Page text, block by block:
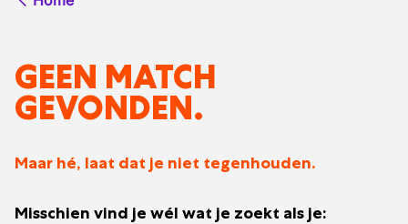
GEEN MATCH
GEVONDEN.
Maar hé, laat dat je niet tegenhouden.
Misschien vind je wél wat je zoekt als je: